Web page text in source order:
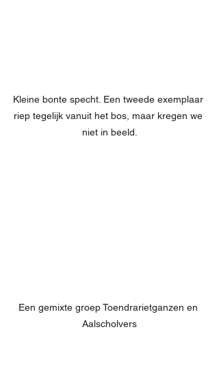
Kleine bonte specht. Een tweede exemplaar
riep tegelijk vanuit het bos, maar kregen we
niet in beeld.
Een gemixte groep Toendrarietganzen en
Aalscholvers